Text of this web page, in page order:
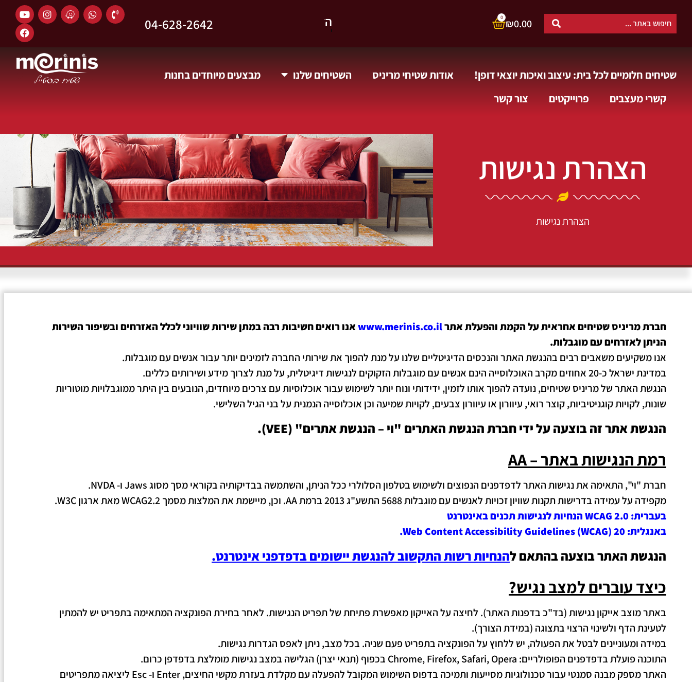
₪0.00
0
04-628-2642
שטיחים חלומיים לכל בית: עיצוב ואיכות יוצאי דופן! אודות שטיחי מריניס השטיחים שלנו
מבצעים מיוחדים בחנות
קשרי מעצבים
פרוייקטים צור קשר
הצהרת נגישות
הצהרת נגישות
חברת מריניס שטיחים אחראית על הקמת והפעלת אתרwww.merinis.co.ilאנו רואים חשיבות רבה במתן שירות שוויוני לכלל האזרחים ובשיפור השירות
הניתן לאזרחים עם מוגבלות.
אנו משקיעים משאבים רבים בהנגשת האתר והנכסים הדיגיטליים שלנו על מנת להפוך את שירותי החברה לזמינים יותר עבור אנשים עם מוגבלות.
במדינת ישראל כ-20 אחוזים מקרב האוכלוסייה הינם אנשים עם מוגבלות הזקוקים לנגישות דיגיטלית, על מנת לצרוך מידע ושירותים כללים.
הנגשת האתר של מריניס שטיחים, נועדה להפוך אותו לזמין, ידידותי ונוח יותר לשימוש עבור אוכלוסיות עם צרכים מיוחדים, הנובעים בין היתר ממוגבלויות מוטוריות
שונות, לקויות קוגניטיביות, קוצר רואי, עיוורון או עיוורון צבעים, לקויות שמיעה וכן אוכלוסייה הנמנית על בני הגיל השלישי.
הנגשת אתר זה בוצעה על ידי חברת הנגשת האתרים "וי – הנגשת אתרים" (VEE).
רמת הנגישות באתר – AA
חברת "וי", התאימה את נגישות האתר לדפדפנים הנפוצים ולשימוש בטלפון הסלולרי ככל הניתן, והשתמשה בבדיקותיה בקוראי מסך מסוג Jaws ו- NVDA.
מקפידה על עמידה בדרישות תקנות שוויון זכויות לאנשים עם מוגבלות 5688 התשע"ג 2013 ברמת AA. וכן, מיישמת את המלצות מסמך WCAG2.2 מאת ארגון W3C.
בעברית:WCAG 2.0 הנחיות לנגישות תכנים באינטרנט
באנגלית:Web Content Accessibility Guidelines (WCAG) 20.
הנגשת האתר בוצעה בהתאם להנחיות רשות התקשוב להנגשת יישומים בדפדפני אינטרנט.
כיצד עוברים למצב נגיש?
באתר מוצב אייקון נגישות (בד"כ בדפנות האתר). לחיצה על האייקון מאפשרת פתיחת של תפריט הנגישות. לאחר בחירת הפונקציה המתאימה בתפריט יש להמתין
לטעינת הדף ולשינוי הרצוי בתצוגה (במידת הצורך).
במידה ומעוניינים לבטל את הפעולה, יש ללחוץ על הפונקציה בתפריט פעם שניה. בכל מצב, ניתן לאפס הגדרות נגישות.
התוכנה פועלת בדפדפנים הפופולריים: Chrome, Firefox, Safari, Opera בכפוף (תנאי יצרן) הגלישה במצב נגישות מומלצת בדפדפן כרום.
האתר מספק מבנה סמנטי עבור טכנולוגיות מסייעות ותמיכה בדפוס השימוש המקובל להפעלה עם מקלדת בעזרת מקשי החיצים, Enter ו- Esc ליציאה מתפריטים